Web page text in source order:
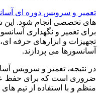
تعمیر و سرویس دوره ای
های تخصصی انجام شود. این
برای تعمیر و نگهداری
تجهیزات و ابزارهای حرفه
آسانسورها می پردازند.
در نتیجه، تعمیر و سرویس
ضروری است که برای حفظ
منظم و با استفاده از تیم